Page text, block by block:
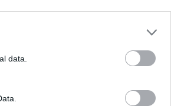
data.
főleg mp
hogy majd
az illúzió,
sőt.
hozzá!